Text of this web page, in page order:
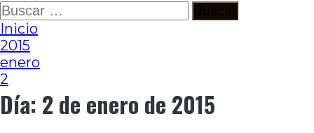
Ir
al
contenido
Buscar:
Inicio
2015
enero
2
Día: 2 de enero de 2015